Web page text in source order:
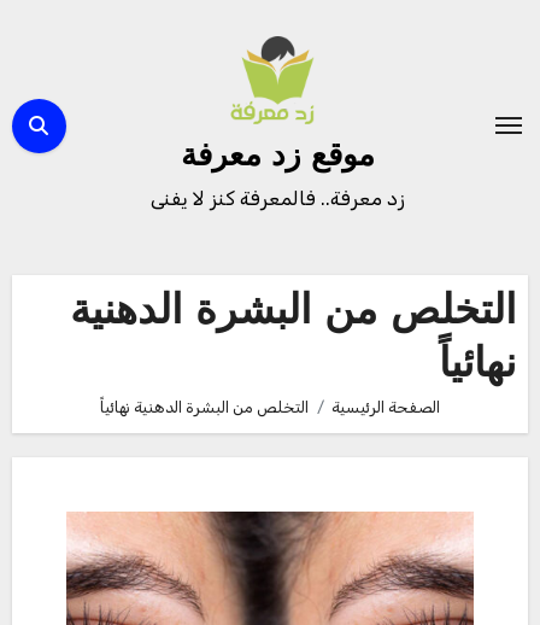
موقع زد معرفة
زد معرفة.. فالمعرفة كنز لا يفنى
التخلص من البشرة الدهنية
نهائياً
الصفحة الرئيسية التخلص من البشرة الدهنية نهائياً